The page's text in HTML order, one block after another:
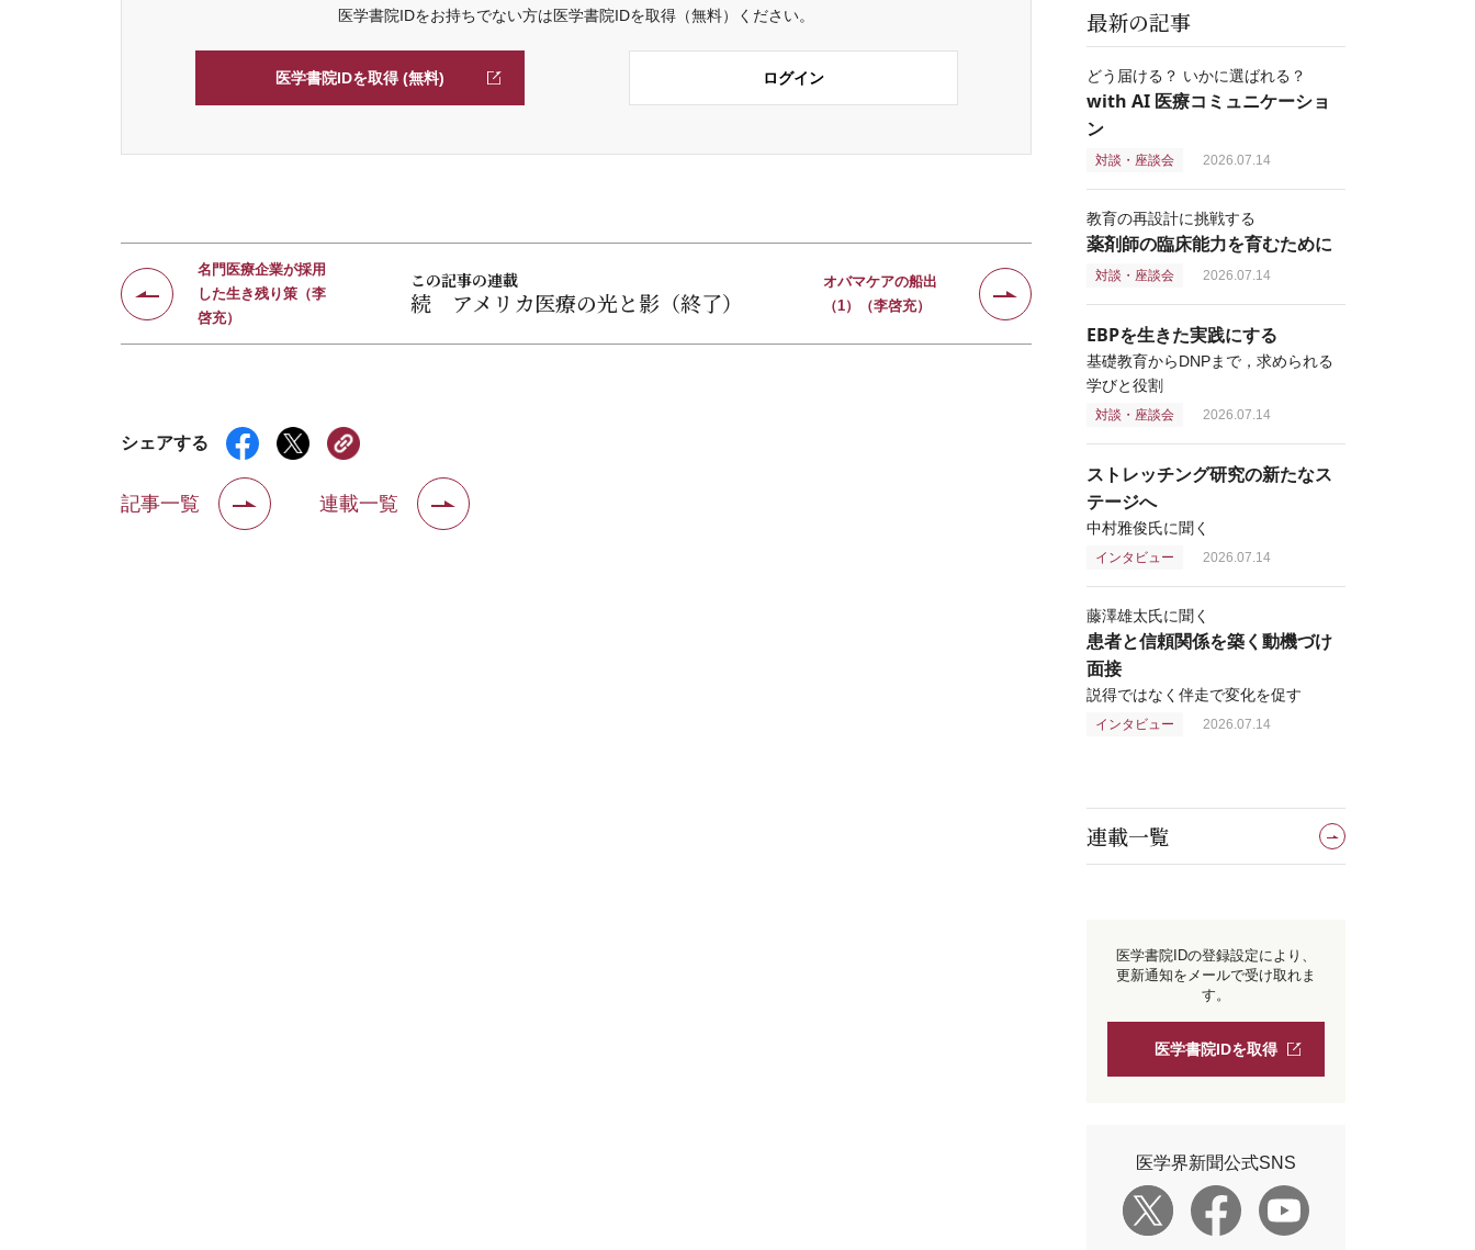
医学書院IDをお持ちでない方は医学書院IDを取得（無料）ください。
医学書院IDを取得 (無料) ログイン
この記事の連載
続 アメリカ医療の光と影（終了）
名門医療企業が採用
した生き残り策（李
啓充）
オバマケアの船出
（1）（李啓充）
シェアする
記事一覧 連載一覧
最新の記事
どう届ける？ いかに選ばれる？
with AI 医療コミュニケーショ
ン
対談・座談会 2026.07.14
教育の再設計に挑戦する
薬剤師の臨床能力を育むために
対談・座談会 2026.07.14
EBPを生きた実践にする
基礎教育からDNPまで，求められる
学びと役割
対談・座談会 2026.07.14
ストレッチング研究の新たなス
テージへ
中村雅俊氏に聞く
インタビュー 2026.07.14
藤澤雄太氏に聞く
患者と信頼関係を築く動機づけ
面接
説得ではなく伴走で変化を促す
インタビュー 2026.07.14
連載一覧
医学書院IDの登録設定により、
更新通知をメールで受け取れま
す。
医学書院IDを取得
医学界新聞公式SNS